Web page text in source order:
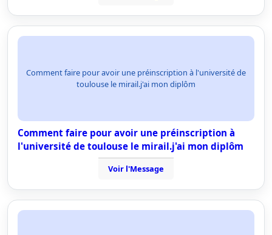
Comment faire pour avoir une préinscription à l'université de
toulouse le mirail.j'ai mon diplôm
Comment faire pour avoir une préinscription à
l'université de toulouse le mirail.j'ai mon diplôm
Voir l'Message